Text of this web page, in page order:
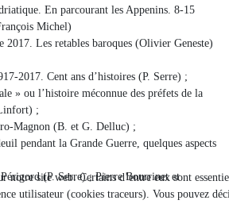
En parcourant les Appenins. 8-15
Michel)
2017. Les retables baroques (Olivier Geneste)
2017. Cent ans d’histoires (P. Serre) ;
» ou l’histoire méconnue des préfets de la
;
Magnon (B. et G. Delluc) ;
pendant la Grande Guerre, quelques aspects
Périgord (P. Serre) ; Pierre Bourrinet et
notre site web. Certains d’entre eux sont
utilisateur (cookies traceurs). Vous pouvez